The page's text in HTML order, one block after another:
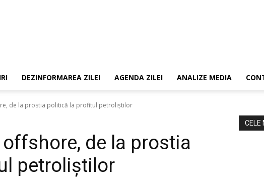
DEZINFORMAREA ZILEI AGENDA ZILEI ANALIZE MEDIA
de la prostia politică la profitul petroliștilor
de la prostia
petroliștilor
CELE